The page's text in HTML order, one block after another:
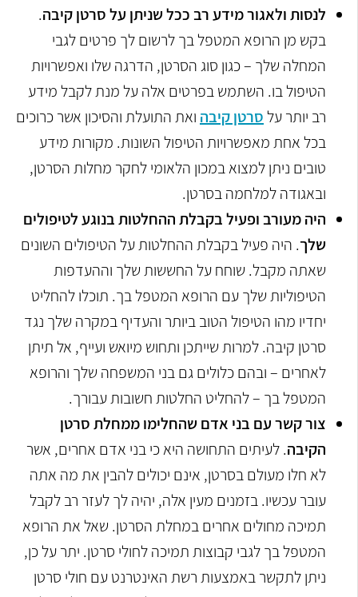
לנסות ולאגור מידע רב ככל שניתן על סרטן קיבה.
בקש מן הרופא המטפל בך לרשום לך פרטים לגבי
המחלה שלך – כגון סוג הסרטן, הדרגה שלו ואפשרויות
הטיפול בו. השתמש בפרטים אלה על מנת לקבל מידע
רב יותר על סרטן קיבה ואת התועלת והסיכון אשר כרוכים
בכל אחת מאפשרויות הטיפול השונות. מקורות מידע
טובים ניתן למצוא במכון הלאומי לחקר מחלות הסרטן,
ובאגודה למלחמה בסרטן.
היה מעורב ופעיל בקבלת ההחלטות בנוגע לטיפולים
שלך. היה פעיל בקבלת ההחלטות על הטיפולים השונים
שאתה מקבל. שוחח על החששות שלך וההעדפות
הטיפוליות שלך עם הרופא המטפל בך. תוכלו להחליט
יחדיו מהו הטיפול הטוב ביותר והעדיף במקרה שלך נגד
סרטן קיבה. למרות שייתכן ותחוש מיואש ועייף, אל תיתן
לאחרים – ובהם כלולים גם בני המשפחה שלך והרופא
המטפל בך – להחליט החלטות חשובות עבורך.
צור קשר עם בני אדם שהחלימו ממחלת סרטן
הקיבה. לעיתים התחושה היא כי בני אדם אחרים, אשר
לא חלו מעולם בסרטן, אינם יכולים להבין את מה אתה
עובר עכשיו. בזמנים מעין אלה, יהיה לך לעזר רב לקבל
תמיכה מחולים אחרים במחלת הסרטן. שאל את הרופא
המטפל בך לגבי קבוצות תמיכה לחולי סרטן. יתר על כן,
ניתן לתקשר באמצעות רשת האינטרנט עם חולי סרטן